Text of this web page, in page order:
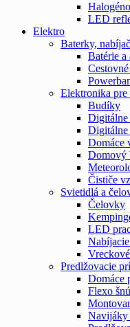
LED
Elektro
Baterky,
Batérie
Elektronika
Budíky
Digitálne
Domáce
Domový
Čističe
Svietidlá a
Čelovky
LED
Predlžovacie
Domáce
Flexo
Navijáky